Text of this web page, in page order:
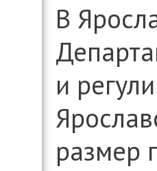
В
и
размер